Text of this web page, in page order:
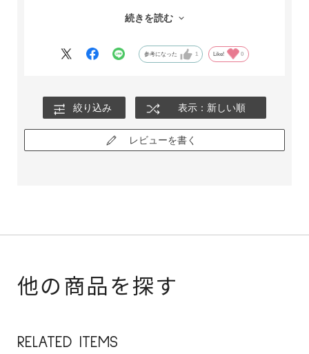
使いもさらにいいです。続きを読む
参考になった 1 Like! 0
絞り込み 表示：新しい順
レビューを書く
他の商品を探す
RELATED ITEMS